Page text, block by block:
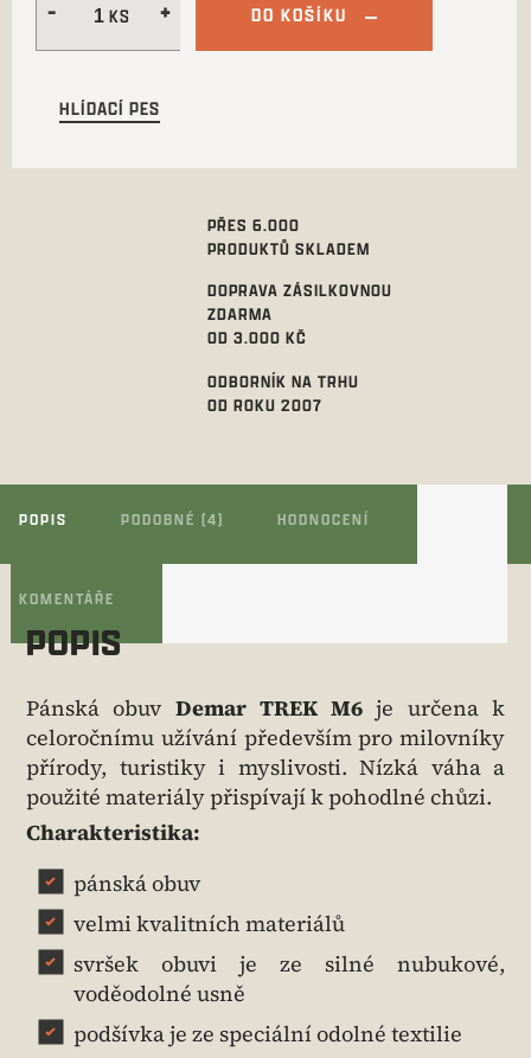
DO KOŠÍKU
HLÍDACÍ PES
PŘES 6.000
PRODUKTŮ SKLADEM
DOPRAVA ZÁSILKOVNOU
ZDARMA
OD 3.000 KČ
ODBORNÍK NA TRHU
OD ROKU 2007
POPIS PODOBNÉ (4) HODNOCENÍ
KOMENTÁŘE
POPIS
Pánská obuv Demar TREK M6 je určena k
celoročnímu užívání především pro milovníky
přírody, turistiky i myslivosti. Nízká váha a
použité materiály přispívají k pohodlné chůzi.
Charakteristika:
pánská obuv
velmi kvalitních materiálů
svršek obuvi je ze silné nubukové,
voděodolné usně
podšívka je ze speciální odolné textilie